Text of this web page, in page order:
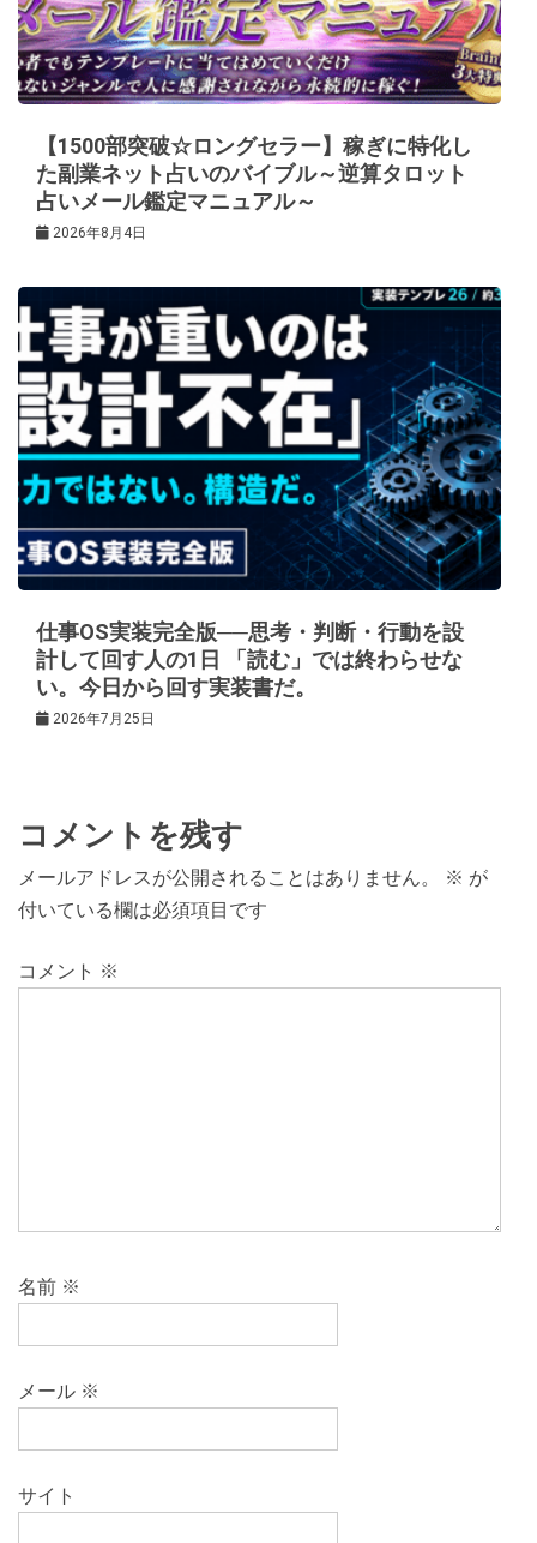
【1500部突破☆ロングセラー】稼ぎに特化し
た副業ネット占いのバイブル～逆算タロット
占いメール鑑定マニュアル～
2026年8月4日
仕事OS実装完全版──思考・判断・行動を設
計して回す人の1日 「読む」では終わらせな
い。今日から回す実装書だ。
2026年7月25日
コメントを残す
メールアドレスが公開されることはありません。 ※ が
付いている欄は必須項目です
コメント ※
名前 ※
メール ※
サイト